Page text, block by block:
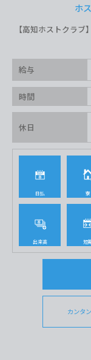
ホ
【高知ホストクラ
給与
時間
休日
日払 寮
出来高 短
カンタ